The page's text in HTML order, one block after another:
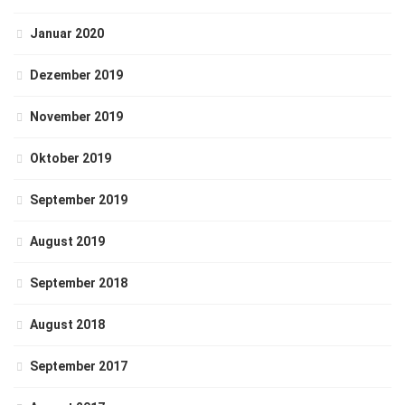
Januar 2020
Dezember 2019
November 2019
Oktober 2019
September 2019
August 2019
September 2018
August 2018
September 2017